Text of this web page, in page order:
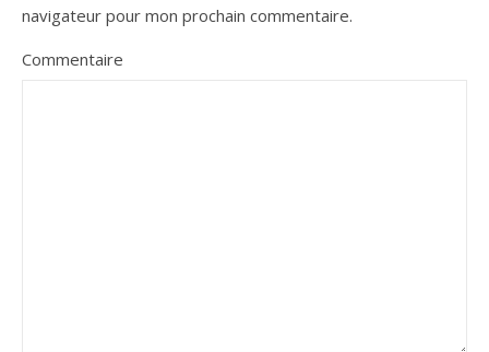
navigateur pour mon prochain commentaire.
Commentaire